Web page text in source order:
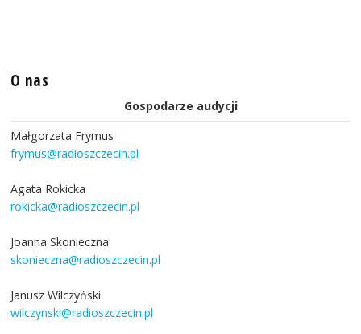
O nas
Gospodarze audycji
Małgorzata Frymus
frymus@radioszczecin.pl
Agata Rokicka
rokicka@radioszczecin.pl
Joanna Skonieczna
skonieczna@radioszczecin.pl
Janusz Wilczyński
wilczynski@radioszczecin.pl